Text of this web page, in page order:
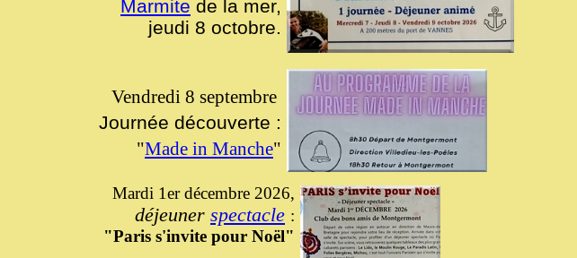
Marmite de la mer,
jeudi 8 octobre.
Vendredi 8 septembre
Journée découverte :
"Made in Manche"
Mardi 1er décembre 2026,
déjeuner spectacle :
"Paris s'invite pour Noël"